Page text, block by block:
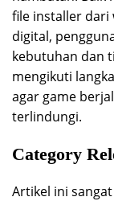
file installer
digital,
kebutuhan dan
mengikuti
agar game
terlindungi.
Category
Artikel ini